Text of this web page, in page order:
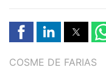
TAGS
COSME DE FARIAS